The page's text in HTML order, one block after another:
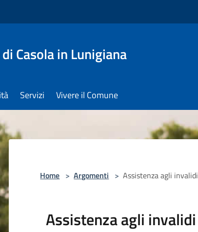
Casola in Lunigiana
Servizi Vivere il Comune
Home > Argomenti > Assistenza agli invalidi
Assistenza agli invalidi